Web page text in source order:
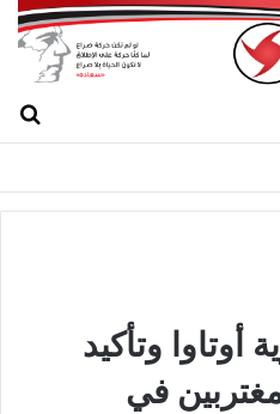
عيد الجيش
وتأكيد
في